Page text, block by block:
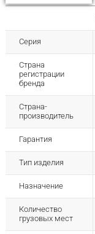
Серия
Страна
регистрации
бренда
Страна-
производитель
Гарантия
Тип изделия
Назначение
Количество
грузовых мест